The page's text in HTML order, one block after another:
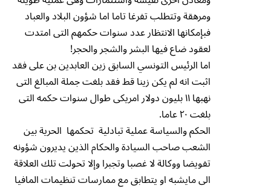
ومرهقة وتتطلب تفرغا تاما اما شؤون البلاد والعباد
فبإمكانها الانتظار عدد سنوات حكمهم التى امتدت
لعقود ضاع فيها البشر والشجر والحجر!
اما الرئيس التونسي السابق زين العابدين بن على فقد
اثبت انه لم يكن زينا قط فقد بلغت جملة المبالغ التى
نهبها ١١ بليون دولار امريكى طوال سنوات حكمه التى
بلغت ٢٠ عاما.
الحكم والسياسة عملية تبادلية تحكمها الحرية بين
الشعب صاحب السيادة والحكام الذين يديرون شؤونه
تفويضا ووكالة لا غصبا وتجبرا وإلا تحولت تلك العلاقة
الى مايشبه او يتطابق مع ممارسات تنظيمات المافيا